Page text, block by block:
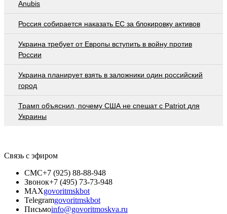
Anubis
Россия собирается наказать EC за блокировку активов
Украина требует от Европы вступить в войну против
России
Украина планирует взять в заложники один российский
город
Трамп объяснил, почему США не спешат с Patriot для
Украины
Связь с эфиром
СМС+7 (925) 88-88-948
Звонок+7 (495) 73-73-948
MAXgovoritmskbot
Telegramgovoritmskbot
Письмоinfo@govoritmoskva.ru